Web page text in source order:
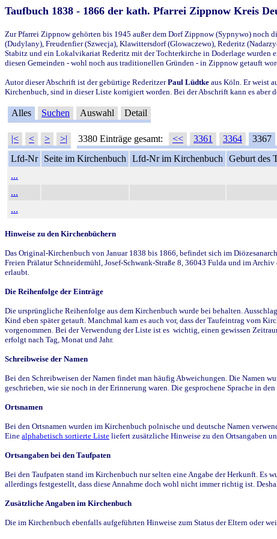
Taufbuch 1838 - 1866 der kath. Pfarrei Zippnow Kreis
Zur Pfarrei Zippnow gehörten bis 1945 außer dem Dorf Zippnow (Sypnywo) noch
(Dudylany), Freudenfier (Szwecja), Klawittersdorf (Glowaczewo), Rederitz
Stabitz und ein Lokalvikariat Rederitz mit der Tochterkirche in Doderlage wurden
diesen Gemeinden - wohl noch aus traditionellen Gründen - in Zippnow getauft
Autor dieser Abschrift ist der gebürtige RederitzerPaul Lüdtke aus Köln. Er weist
Kirchenbuch, sind in dieser Liste korrigiert worden. Bei der Abschrift kann es aber
Alles Suchen Auswahl Detail
|< < > >| 3380 Einträge gesamt: << 3361 3364 3367
Lfd-Nr
Seite im Kirchenbuch Lfd-Nr im Kirchenbuch Geburt des
...
...
...
Hinweise zu den Kirchenbüchern
Das Original-Kirchenbuch von Januar 1838 bis 1866, befindet sich im
Freien Prälatur Schneidemühl, Josef-Schwank-Straße 8, 36043 Fulda und im
erlaubt.
Die Reihenfolge der Einträge
Die ursprüngliche Reihenfolge aus dem Kirchenbuch wurde bei behalten.
Kind eben später getauft. Manchmal kam es auch vor, dass der Taufeintrag vom
vorgenommen. Bei der Verwendung der Liste ist es wichtig, einen gewissen
erfolgt nach Tag, Monat und Jahr.
Schreibweise der Namen
Bei den Schreibweisen der Namen findet man häufig Abweichungen. Die Namen
geschrieben, wie sie noch in der Erinnerung waren. Die gesprochene Sprache in
Ortsnamen
Bei den Ortsnamen wurden im Kirchenbuch polnische und deutsche Namen
Eine alphabetisch sortierte Liste liefert zusätzliche Hinweise zu den Ortsangaben
Ortsangaben bei den Taufpaten
Bei den Taufpaten stand im Kirchenbuch nur selten eine Angabe der Herkunft. Es
allerdings festgestellt, dass diese Annahme doch wohl nicht immer richtig ist.
Zusätzliche Angaben im Kirchenbuch
Die im Kirchenbuch ebenfalls aufgeführten Hinweise zum Status der Eltern oder